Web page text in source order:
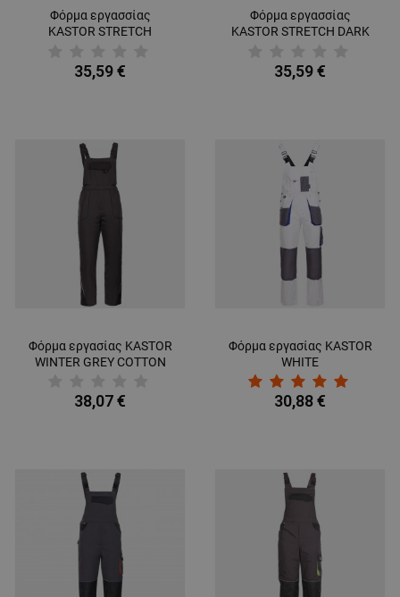
Φόρμα εργασσίας
KASTOR STRETCH
35,59 €
Φόρμα εργασσίας
KASTOR STRETCH DARK
35,59 €
Φόρμα εργασίας KASTOR
WINTER GREY COTTON
38,07 €
Φόρμα εργασίας KASTOR
WHITE
30,88 €